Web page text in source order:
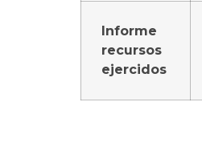
Informe
recursos
ejercidos